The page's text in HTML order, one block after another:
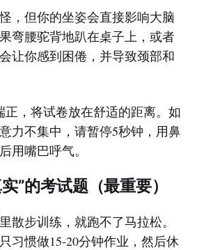
，但你的坐姿会直接影响大脑
弯腰驼背地趴在桌子上，或者
让你感到困倦，并导致颈部和
正，将试卷放在舒适的距离。如
力不集中，请暂停5秒钟，用鼻
用嘴巴呼气。
”的考试题（最重要）
散步训练，就跑不了马拉松。
习惯做15-20分钟作业，然后休